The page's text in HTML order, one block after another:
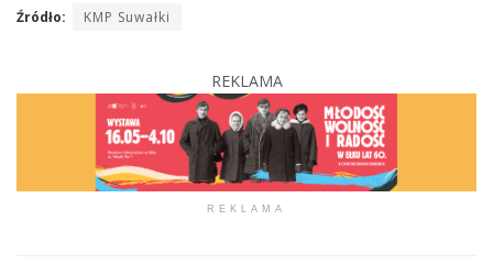
Źródło: KMP Suwałki
REKLAMA
REKLAMA